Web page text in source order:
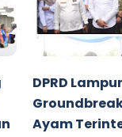
DPRD
Ayam